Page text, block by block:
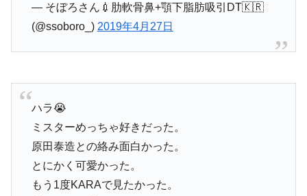
— そぼろさん💉肋軟骨鼻+顎下脂肪吸引DT🇰🇷
(@ssoboro_) 2019年4月27日
ハラ😭
ミスターめっちゃ好きだった。
原田泰造との絡み面白かった。
とにかく可愛かった。
もう1度KARAで見たかった。